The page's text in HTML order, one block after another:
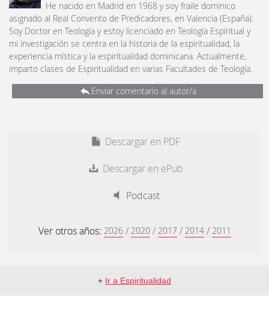
He nacido en Madrid en 1968 y soy fraile dominico
asignado al Real Convento de Predicadores, en Valencia (España).
Soy Doctor en Teología y estoy licenciado en Teología Espiritual y
mi investigación se centra en la historia de la espiritualidad, la
experiencia mística y la espiritualidad dominicana. Actualmente,
imparto clases de Espiritualidad en varias Facultades de Teología.
Enviar comentario al autor/a
Descargar en PDF
Descargar en ePub
Podcast
Ver otros años: 2026 / 2020 / 2017 / 2014 / 2011
+ Ir a Espiritualidad